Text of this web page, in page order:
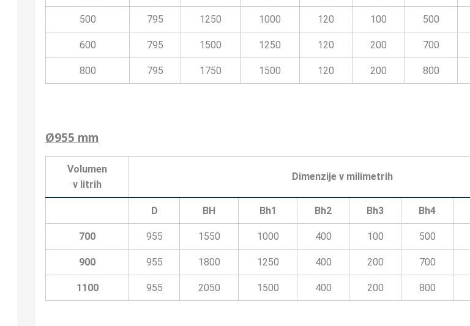
500 795 1250 1000 120 100 500
600 795 1500 1250 120 200 700
800 795 1750 1500 120 200 800
Ø955 mm
Volumen
v litrih
Dimenzije v milimetrih
D BH Bh1 Bh2 Bh3 Bh4
700 955 1550 1000 400 100 500
900 955 1800 1250 400 200 700
1100 955 2050 1500 400 200 800